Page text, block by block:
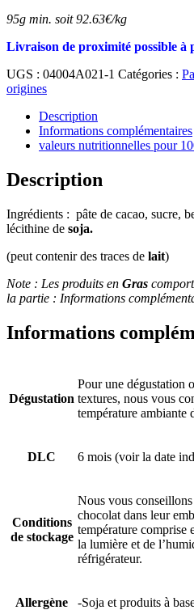
95g min. soit 92.63€/kg
Livraison de proximité possible à
UGS : 04004A021-1 Catégories :
origines
Description
Informations complémentaires
valeurs nutritionnelles pour
Description
Ingrédients : pâte de cacao, sucre,
lécithine de soja.
(peut contenir des traces de lait)
Note : Les produits en Gras
la partie : Informations
Informations
Dégustation
Pour une dégustation
textures, nous vous
température ambiante
DLC 6 mois (voir la date
Conditions
de stockage
Nous vous
chocolat dans leur
température comprise
la lumière et de
réfrigérateur.
Allergène -Soja et produits à